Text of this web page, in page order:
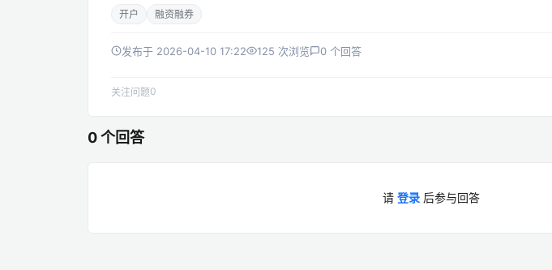
开户 融资融券
发布于 2026-04-10 17:22 125 次浏览 0 个回答
关注问题0
0 个回答
请 登录 后参与回答